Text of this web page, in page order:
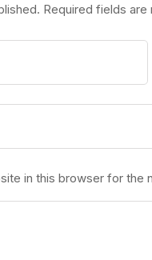
Required fields are
in this browser for the